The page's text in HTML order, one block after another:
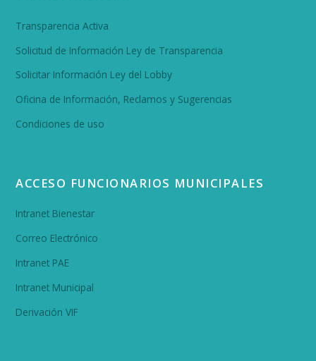
Transparencia Activa
Solicitud de Información Ley de Transparencia
Solicitar Información Ley del Lobby
Oficina de Información, Reclamos y Sugerencias
Condiciones de uso
ACCESO FUNCIONARIOS MUNICIPALES
Intranet Bienestar
Correo Electrónico
Intranet PAE
Intranet Municipal
Derivación VIF